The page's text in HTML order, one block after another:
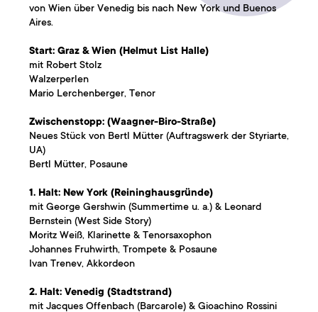
von Wien über Venedig bis nach New York und Buenos
Aires.
Start: Graz & Wien (Helmut List Halle)
mit Robert Stolz
Walzerperlen
Mario Lerchenberger, Tenor
Zwischenstopp: (Waagner-Biro-Straße)
Neues Stück von Bertl Mütter (Auftragswerk der Styriarte,
UA)
Bertl Mütter, Posaune
1. Halt: New York (Reininghausgründe)
mit George Gershwin (Summertime u. a.) & Leonard
Bernstein (West Side Story)
Moritz Weiß, Klarinette & Tenorsaxophon
Johannes Fruhwirth, Trompete & Posaune
Ivan Trenev, Akkordeon
2. Halt: Venedig (Stadtstrand)
mit Jacques Offenbach (Barcarole) & Gioachino Rossini